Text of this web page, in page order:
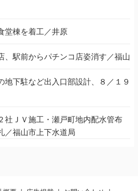
堂棟を着工／井原
、駅前からパチンコ店姿消す／福山
地下駐など出入口部設計、８／１９
社ＪＶ施工・瀬戸町地内配水管布
／福山市上下水道局